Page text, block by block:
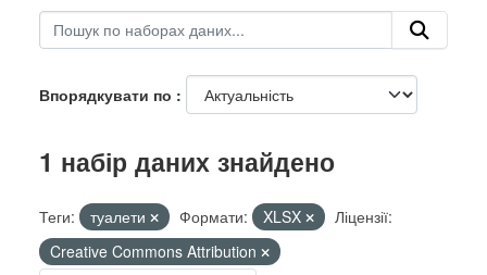
Впорядкувати по
1 набір даних знайдено
Теги: туалети Формати: XLSX
Ліцензії:
Creative Commons Attribution